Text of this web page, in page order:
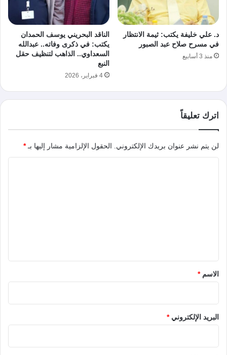
د. علي خليفة يكتب: ثيمة الانتظار
في مسرح صلاح عبد الصبور
منذ 3 أسابيع
الناقد البحريني يوسف الحمدان
يكتب: في ذكرى وفاته.. عبدالله
السعداوي.. الذاهب لتنظيف حقل
النبع
4 فبراير، 2026
اترك تعليقاً
لن يتم نشر عنوان بريدك الإلكتروني. الحقول الإلزامية مشار إليها بـ*
*الاسم*
البريد الإلكتروني*